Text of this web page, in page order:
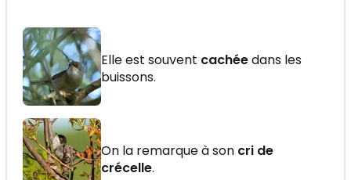
Elle est souvent cachéedans les
buissons.
On la remarque à son cri de
crécelle.